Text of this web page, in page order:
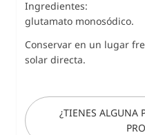
Ingredientes:
glutamato monosódico.
Conservar en un lugar
solar directa.
¿TIENES ALGUNA